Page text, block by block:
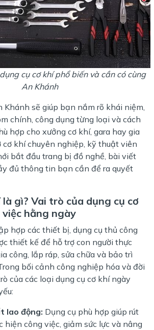
cụ cơ khí phổ biến và cần có cùng
An Khánh
Khánh sẽ giúp bạn nắm rõ khái niệm,
chính, công dụng từng loại và cách
hợp cho xưởng cơ khí, gara hay gia
khí chuyên nghiệp, kỹ thuật viên
bắt đầu trang bị đồ nghề, bài viết
đủ thông tin bạn cần để ra quyết
gì? Vai trò của dụng cụ cơ
hằng ngày
hợp các thiết bị, dụng cụ thủ công
thiết kế để hỗ trợ con người thực
công, lắp ráp, sửa chữa và bảo trì
bối cảnh công nghiệp hóa và đời
của các loại dụng cụ cơ khí ngày
lao động: Dụng cụ phù hợp giúp rút
hiện công việc, giảm sức lực và nâng